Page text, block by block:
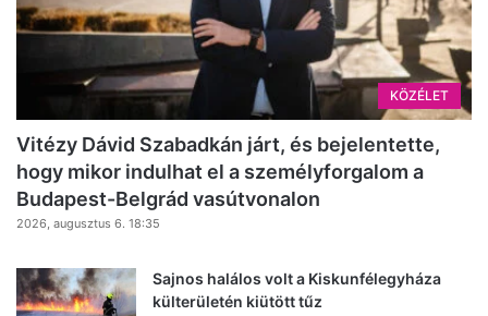
KÖZÉLET
Vitézy Dávid Szabadkán járt, és bejelentette,
hogy mikor indulhat el a személyforgalom a
Budapest-Belgrád vasútvonalon
2026, augusztus 6. 18:35
Sajnos halálos volt a Kiskunfélegyháza
külterületén kiütött tűz